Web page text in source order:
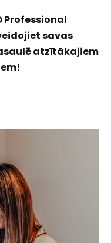
Professional
savas
atzītākajiem